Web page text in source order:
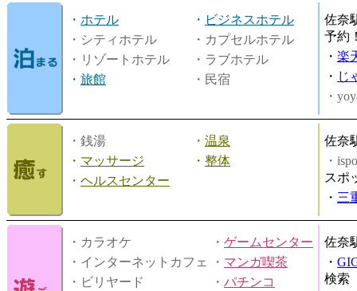
・ ホテル ・ ビジネスホテル
・シティホテル
・カプセルホテル
・リゾートホテル
・ラブホテル
・ 旅館 ・民宿
佐奈
予約
・ 楽
・ じ
・
・銭湯 ・ 温泉
・ マッサージ ・ 整体
・ ヘルスセンター
佐奈
・
スポ
・ 三
・カラオケ ・ ゲームセンター
・インターネットカフェ
・ マンガ喫茶
・ビリヤード
・ パチンコ
佐奈
・
検索